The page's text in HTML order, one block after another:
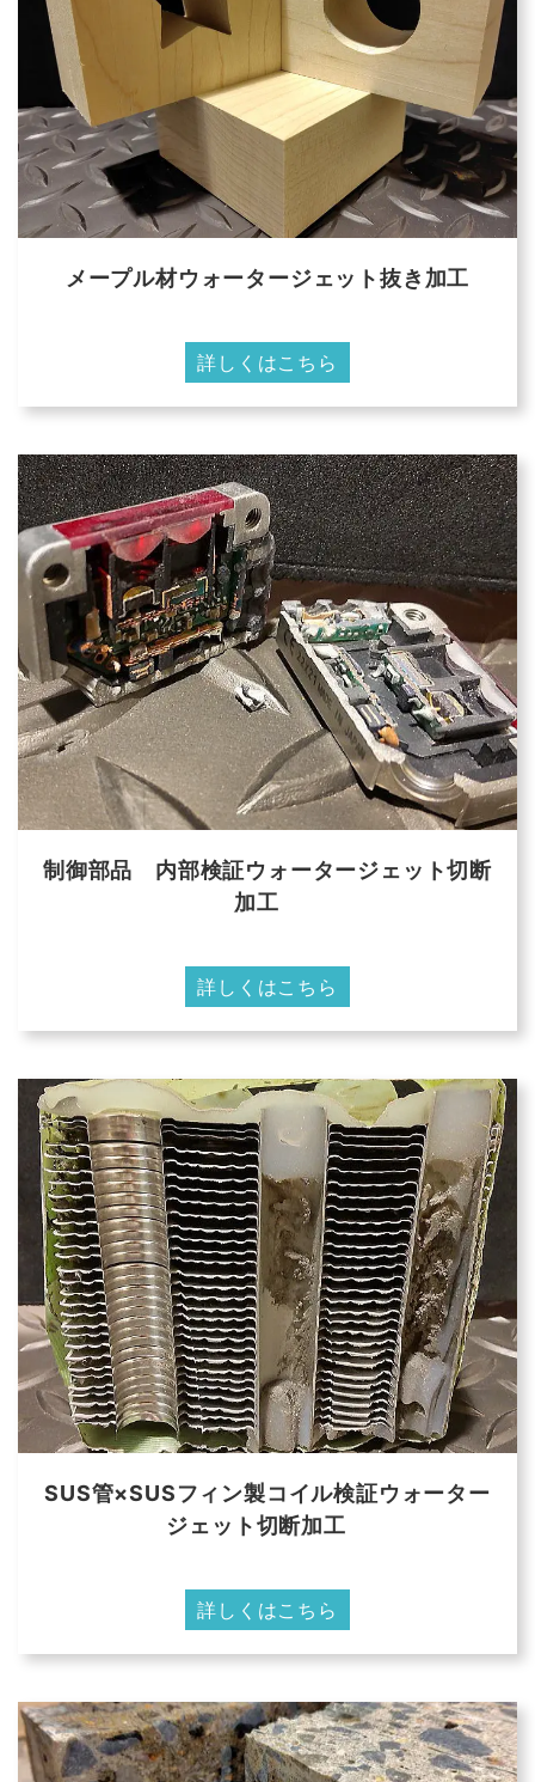
メープル材ウォータージェット抜き加工
詳しくはこちら
制御部品 内部検証ウォータージェット切断
加工
詳しくはこちら
SUS管×SUSフィン製コイル検証ウォーター
ジェット切断加工
詳しくはこちら